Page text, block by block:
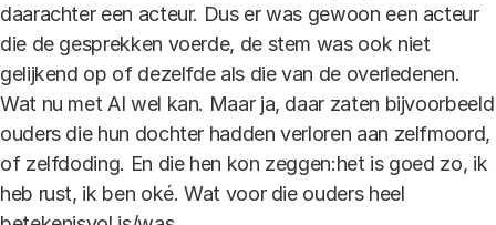
daarachter een acteur. Dus er was gewoon een acteur
die de gesprekken voerde, de stem was ook niet
gelijkend op of dezelfde als die van de overledenen.
Wat nu met AI wel kan. Maar ja, daar zaten bijvoorbeeld
ouders die hun dochter hadden verloren aan zelfmoord,
of zelfdoding. En die hen kon zeggen:het is goed zo, ik
heb rust, ik ben oké. Wat voor die ouders heel